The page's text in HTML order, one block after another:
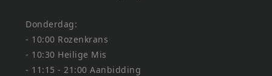
Donderdag:
- 10:00 Rozenkrans
- 10:30 Heilige Mis
- 11:15 - 21:00 Aanbidding